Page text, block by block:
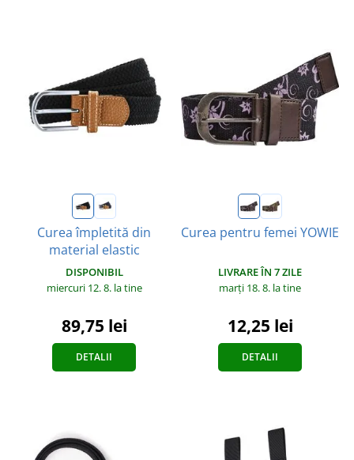
Curea împletită din
material elastic
DISPONIBIL
miercuri 12. 8. la tine
89,75 lei
DETALII
Curea pentru femei YOWIE
LIVRARE ÎN 7 ZILE
marți 18. 8. la tine
12,25 lei
DETALII